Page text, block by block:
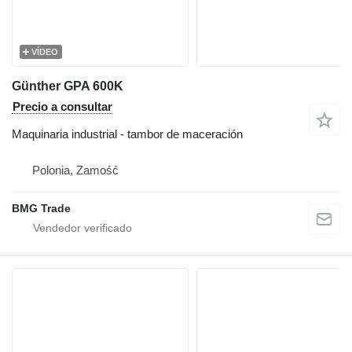
VÍDEO
Günther GPA 600K
Precio a consultar
Maquinaria industrial - tambor de maceración
Polonia, Zamość
BMG Trade